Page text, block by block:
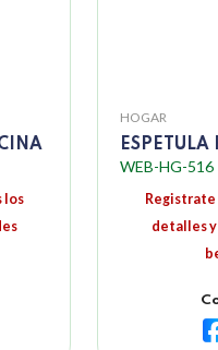
los
HOGAR
WEB-HG-516
Registrate
detalles